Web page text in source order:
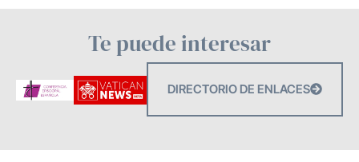
Te puede interesar
DIRECTORIO DE ENLACES